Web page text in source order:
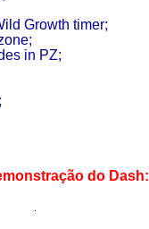
Growth timer;
in PZ;
do Dash: